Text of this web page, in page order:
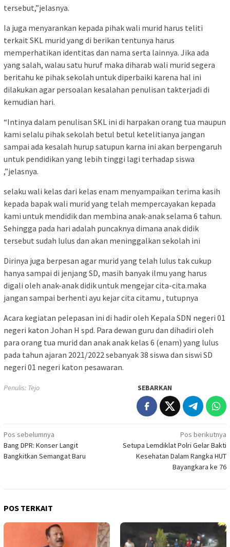
tersebut,”jelasnya.
Ia juga menyarankan kepada pihak wali murid harus teliti
terkait SKL murid yang di berikan tentunya harus
memperhatikan identitas dan nama serta lainnya. Jika ada
yang salah, walau satu huruf maka diharab wali murid segera
beritahu ke pihak sekolah untuk diperbaiki karena hal ini
dilakukan agar persoalan kesalahan penulisan takterjadi di
kemudian hari.
“Intinya dalam penulisan SKL ini di harpakan orang tua maupun
kami selalu pihak sekolah betul betul ketelitianya jangan
sampai ada kesalah hurup satupun karna ini akan berpengaruh
untuk pendidikan yang lebih tinggi lagi terhadap siswa
,”jelasnya.
selaku wali kelas dari kelas enam menyampaikan terima kasih
kepada bapak wali murid yang telah mempercayakan kepada
kami untuk mendidik dan membina anak-anak selama 6 tahun.
Sehingga pada hari adalah puncaknya dimana anak didik
tersebut sudah lulus dan akan meninggalkan sekolah ini
Dirinya juga berpesan agar murid yang telah lulus tak cukup
hanya sampai di jenjang SD, masih banyak ilmu yang harus
digali oleh anak-anak didik untuk mengejar cita-cita.maka
jangan sampai berhenti ayu kejar cita citamu , tutupnya
Acara kegiatan pelepasan ini di hadir oleh Kepala SDN negeri 01
negeri katon Johan H spd. Para dewan guru dan dihadiri oleh
para orang tua murid dan anak anak kelas 6 (enam) yang lulus
pada tahun ajaran 2021/2022 sebanyak 38 siswa dan siswi SD
negeri 01 negeri katon pesawaran.
Penulis: Tejo SEBARKAN
Navigasi
pos
Pos sebelumnya
Bang DPR: Konser Langit
Bangkitkan Semangat Baru
Pos berikutnya
Setupa Lemdiklat Polri Gelar Bakti
Kesehatan Dalam Rangka HUT
Bayangkara ke 76
POS TERKAIT